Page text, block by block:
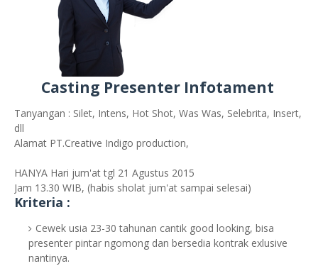
Casting Presenter Infotament
Tanyangan : Silet, Intens, Hot Shot, Was Was, Selebrita, Insert,
dll
Alamat PT.Creative Indigo production,
HANYA Hari jum'at tgl 21 Agustus 2015
Jam 13.30 WIB, (habis sholat jum'at sampai selesai)
Kriteria :
Cewek usia 23-30 tahunan cantik good looking, bisa
presenter pintar ngomong dan bersedia kontrak exlusive
nantinya.